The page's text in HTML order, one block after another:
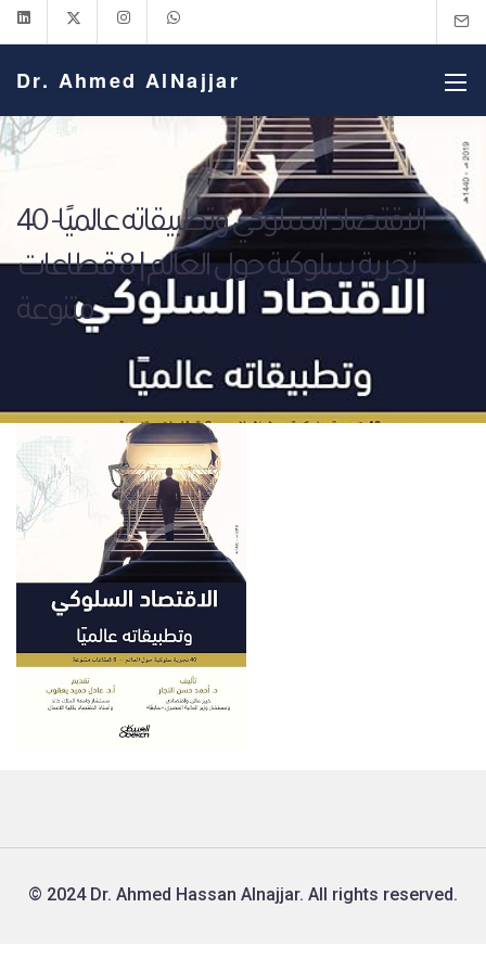
Dr. Ahmed AlNajjar
الاقتصاد السلوكي وتطبيقاته عالميًا- 40
تجربة سلوكية حول العالم | 8 قطاعات
متنوعة
© 2024 Dr. Ahmed Hassan Alnajjar. All rights reserved.